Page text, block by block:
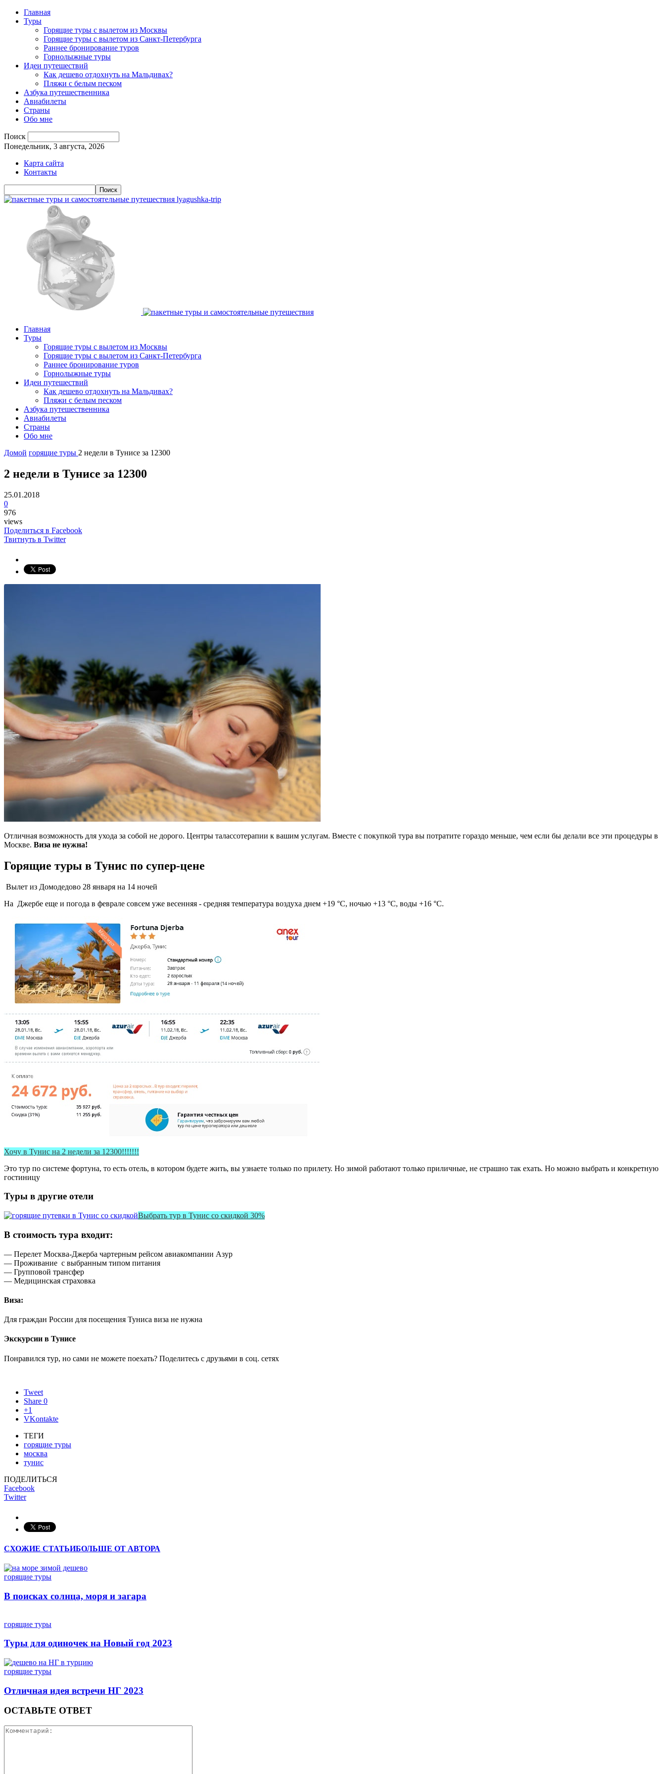
Главная
Туры
Горящие туры с вылетом из Москвы
Горящие туры с вылетом из Санкт-Петербурга
Раннее бронирование туров
Горнолыжные туры
Идеи путешествий
Как дешево отдохнуть на Мальдивах?
Пляжи с белым песком
Азбука путешественника
Авиабилеты
Страны
Обо мне
Поиск
Понедельник, 3 августа, 2026
Карта сайта
Контакты
lyagushka-trip
Главная
Туры
Горящие туры с вылетом из Москвы
Горящие туры с вылетом из Санкт-Петербурга
Раннее бронирование туров
Горнолыжные туры
Идеи путешествий
Как дешево отдохнуть на Мальдивах?
Пляжи с белым песком
Азбука путешественника
Авиабилеты
Страны
Обо мне
Домой горящие туры 2 недели в Тунисе за 12300
2 недели в Тунисе за 12300
25.01.2018
0
976
views
Поделиться в Facebook
Твитнуть в Twitter
Отличная возможность для ухода за собой не дорого. Центры талассотерапии к вашим услугам. Вместе с покупкой тура вы потратите гораздо меньше, чем если бы делали все эти процедуры в
Москве. Виза не нужна!
Горящие туры в Тунис по супер-цене
Вылет из Домодедово 28 января на 14 ночей
На Джербе еще и погода в феврале совсем уже весенняя - средняя температура воздуха днем +19 °C, ночью +13 °C, воды +16 °C.
Хочу в Тунис на 2 недели за 12300!!!!!!!
Это тур по системе фортуна, то есть отель, в котором будете жить, вы узнаете только по прилету. Но зимой работают только приличные, не страшно так ехать. Но можно выбрать и конкретную
гостиницу
Туры в другие отели
Выбрать тур в Тунис со скидкой 30%
В стоимость тура входит:
— Перелет Москва-Джерба чартерным рейсом авиакомпании Азур
— Проживание с выбранным типом питания
— Групповой трансфер
— Медицинская страховка
Виза:
Для граждан России для посещения Туниса виза не нужна
Экскурсии в Тунисе
Понравился тур, но сами не можете поехать? Поделитесь с друзьями в соц. сетях
Tweet
Share 0
+1
VKontakte
ТЕГИ
горящие туры
москва
тунис
ПОДЕЛИТЬСЯ
Facebook
Twitter
СХОЖИЕ СТАТЬИБОЛЬШЕ ОТ АВТОРА
горящие туры
В поисках солнца, моря и загара
горящие туры
Туры для одиночек на Новый год 2023
горящие туры
Отличная идея встречи НГ 2023
ОСТАВЬТЕ ОТВЕТ